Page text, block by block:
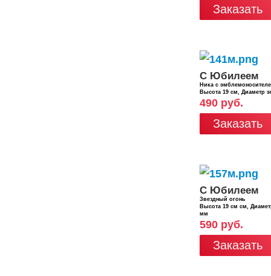
Заказать
С Юбилеем
Ника с
Высота 19 см, Диаметр
490 руб.
Заказать
С Юбилеем
Звездный огонь
Высота 19 см см,
мм
590 руб.
Заказать